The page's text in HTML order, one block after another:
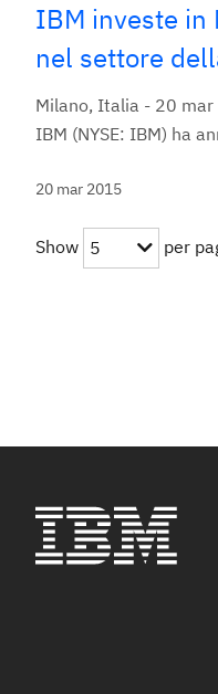
IBM investe in
nel settore
Milano, Italia - 20
IBM (NYSE: IBM) ha
20 mar 2015
Show 5 per